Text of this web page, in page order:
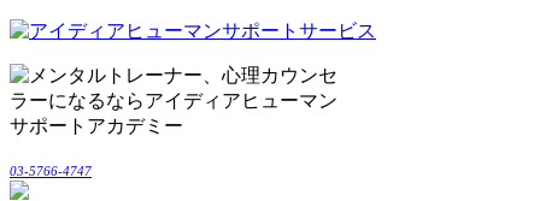
03-5766-4747